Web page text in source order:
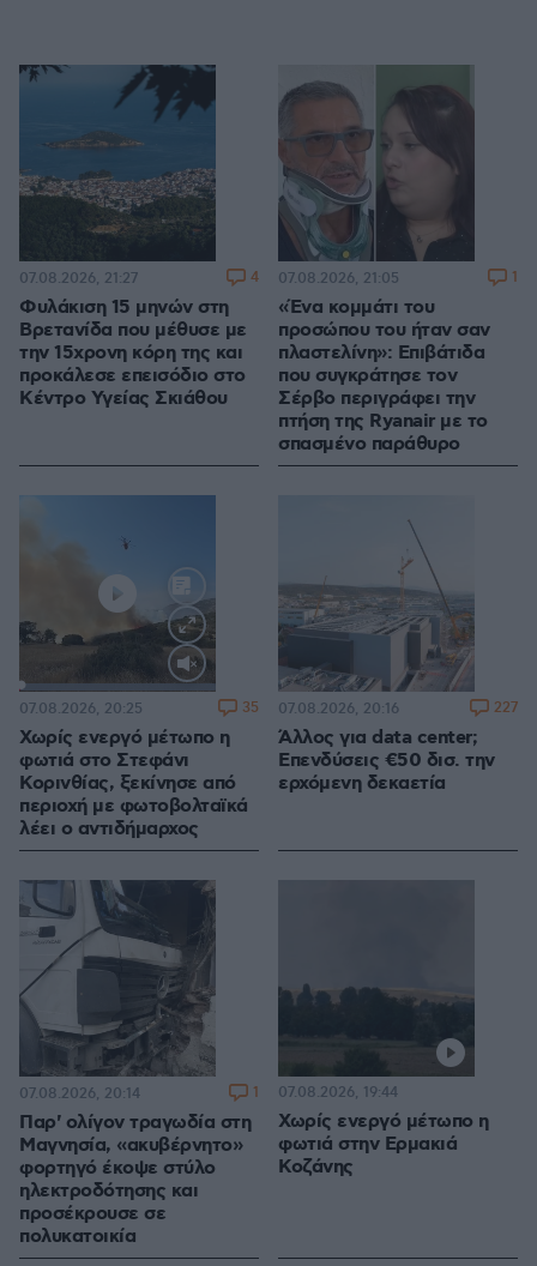
Φυλάκιση 15 μηνών στη
Βρετανίδα που μέθυσε με
την 15χρονη κόρη της και
προκάλεσε επεισόδιο στο
Κέντρο Υγείας Σκιάθου
07.08.2026, 21:27 4
«Ένα κομμάτι του
προσώπου του ήταν σαν
πλαστελίνη»: Επιβάτιδα
που συγκράτησε τον
Σέρβο περιγράφει την
πτήση της Ryanair με το
σπασμένο παράθυρο
07.08.2026, 21:05 1
Loaded:
100.00%
Χωρίς ενεργό μέτωπο η
φωτιά στο Στεφάνι
Κορινθίας, ξεκίνησε από
περιοχή με φωτοβολταϊκά
λέει ο αντιδήμαρχος
07.08.2026, 20:25 35
Άλλος για data center;
Επενδύσεις €50 δισ. την
ερχόμενη δεκαετία
07.08.2026, 20:16 227
Παρ' ολίγον τραγωδία στη
Μαγνησία, «ακυβέρνητο»
φορτηγό έκοψε στύλο
ηλεκτροδότησης και
προσέκρουσε σε
πολυκατοικία
07.08.2026, 20:14 1
Χωρίς ενεργό μέτωπο η
φωτιά στην Ερμακιά
Κοζάνης
07.08.2026, 19:44